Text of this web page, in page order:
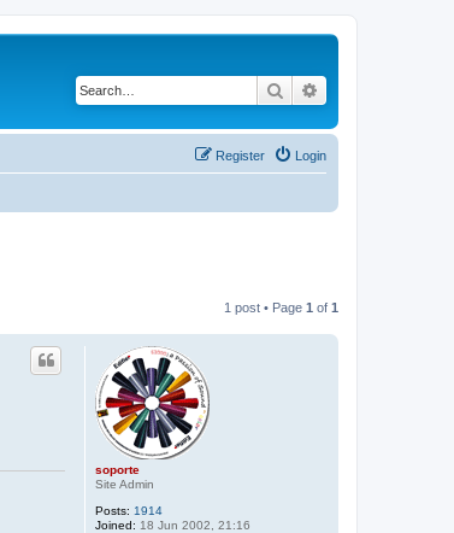
Search
Login
Register
1 post • Page 1 of 1
soporte
Site Admin
Posts: 1914
Joined: 18 Jun 2002, 21:16